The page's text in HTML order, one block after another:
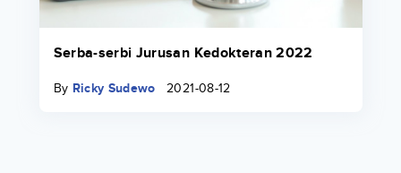
Serba-serbi Jurusan Kedokteran 2022
By Ricky Sudewo 2021-08-12